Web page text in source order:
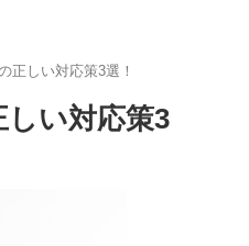
正しい対応策3選！
い対応策3